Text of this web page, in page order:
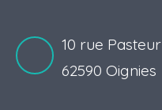
10 rue Pasteur
62590 Oignies